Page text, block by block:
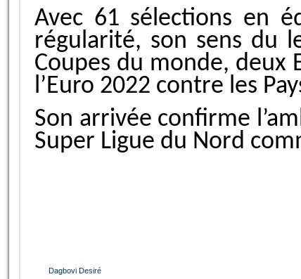
Avec 61 sélections en
régularité, son sens du
Coupes du monde, deux
l’Euro 2022 contre les
Son arrivée confirme
Super Ligue du Nord
Dagbovi Desiré